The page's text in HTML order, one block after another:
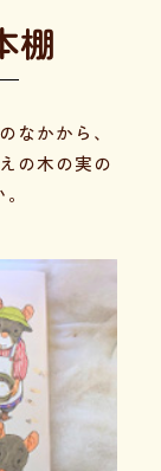
棚
なかから、
の木の実の